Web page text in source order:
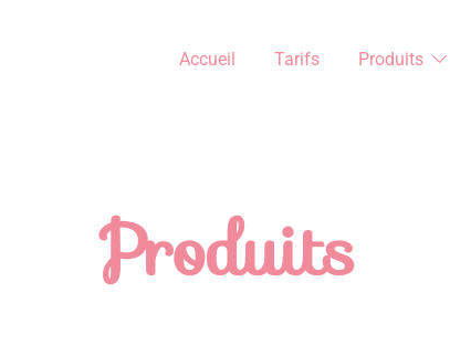
Accueil Tarifs Produits
Produits